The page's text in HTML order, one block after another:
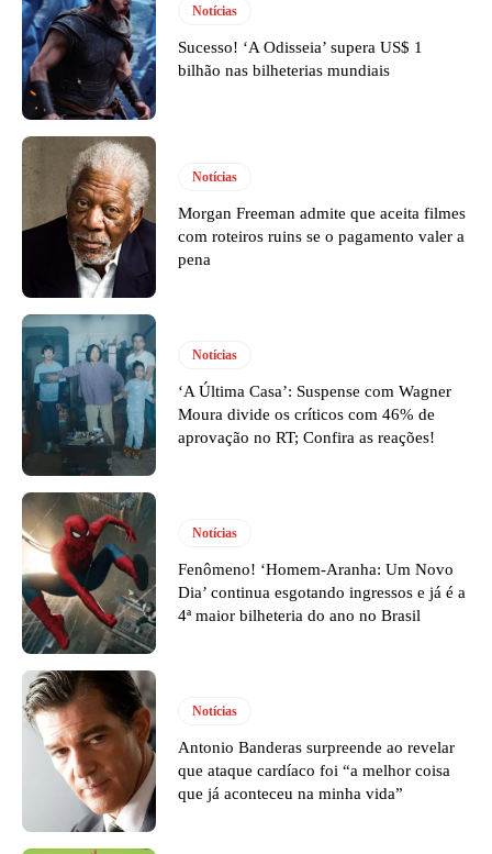
Notícias
Sucesso! ‘A Odisseia’ supera US$ 1
bilhão nas bilheterias mundiais
Notícias
Morgan Freeman admite que aceita filmes
com roteiros ruins se o pagamento valer a
pena
Notícias
‘A Última Casa’: Suspense com Wagner
Moura divide os críticos com 46% de
aprovação no RT; Confira as reações!
Notícias
Fenômeno! ‘Homem-Aranha: Um Novo
Dia’ continua esgotando ingressos e já é a
4ª maior bilheteria do ano no Brasil
Notícias
Antonio Banderas surpreende ao revelar
que ataque cardíaco foi “a melhor coisa
que já aconteceu na minha vida”